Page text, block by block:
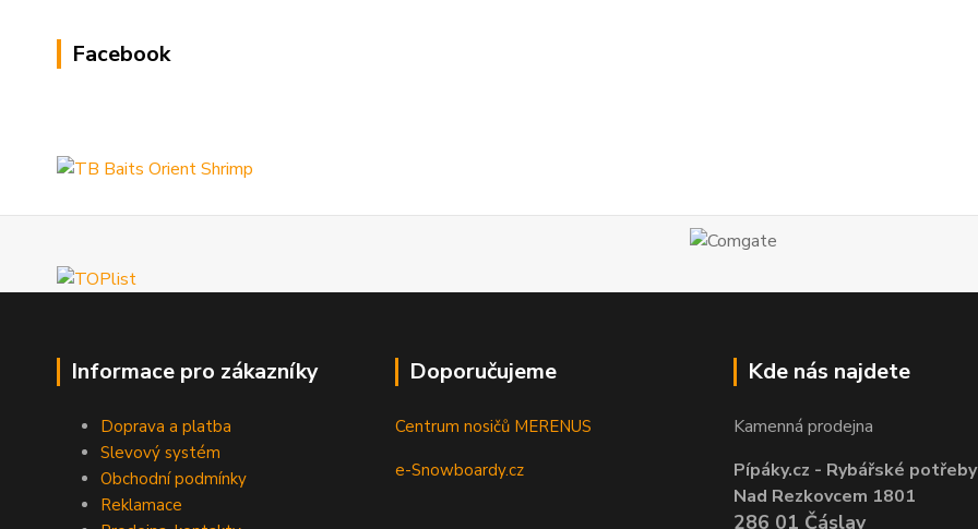
Facebook
Informace pro zákazníky
Doprava a platba
Slevový systém
Obchodní podmínky
Reklamace
Doporučujeme
Centrum nosičů MERENUS
e-Snowboardy.cz
Kde nás najdete
Kamenná prodejna
Pípáky.cz - Rybářské potřeby
Nad Rezkovcem 1801
286 01 Čáslav